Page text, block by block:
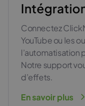
Connectez
YouTube ou les
l’automatisation
Notre support
d’effets.
En savoir plus